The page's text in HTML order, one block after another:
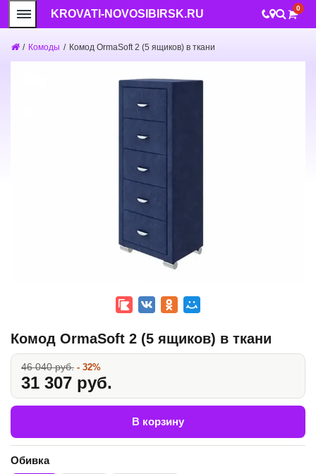
KROVATI-NOVOSIBIRSK.RU 0
/ Комоды / Комод OrmaSoft 2 (5 ящиков) в ткани
Комод OrmaSoft 2 (5 ящиков) в ткани
46 040 руб. - 32%
31 307 руб.
В корзину
Обивка